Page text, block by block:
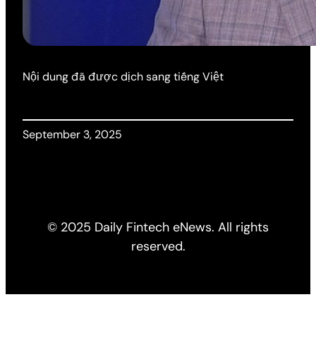
Nội dung đã được dịch sang tiếng Việt
September 3, 2025
© 2025 Daily Fintech eNews. All rights
reserved.